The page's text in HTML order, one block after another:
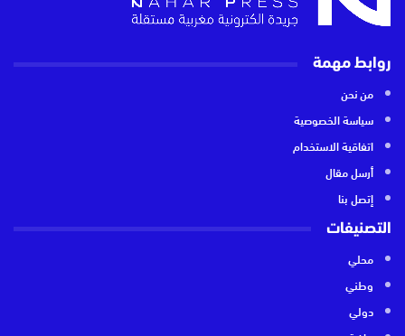
روابط مهمة
من نحن
سياسة الخصوصية
اتفاقية الاستخدام
أرسل مقال
إتصل بنا
التصنيفات
محلي
وطني
دولي